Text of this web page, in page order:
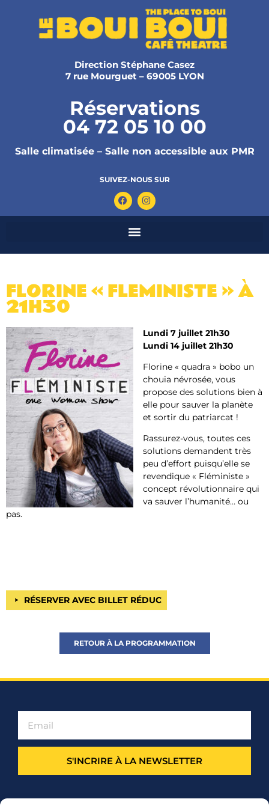
Direction Stéphane Casez
7 rue Mourguet – 69005 LYON
Réservations
04 72 05 10 00
Salle climatisée – Salle non accessible aux PMR
SUIVEZ-NOUS SUR
FLORINE « FLEMINISTE » À
21H30
Lundi 7 juillet 21h30
Lundi 14 juillet 21h30
Florine « quadra » bobo un
chouia névrosée, vous
propose des solutions bien à
elle pour sauver la planète
et sortir du patriarcat !
Rassurez-vous, toutes ces
solutions demandent très
peu d’effort puisqu’elle se
revendique « Fléministe »
concept révolutionnaire qui
va sauver l’humanité… ou
pas.
RÉSERVER AVEC BILLET RÉDUC
RETOUR À LA PROGRAMMATION
S'INCRIRE À LA NEWSLETTER